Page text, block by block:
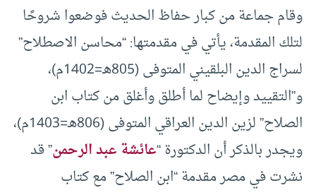
وقام جماعة من كبار حفاظ الحديث فوضعوا شروحًا
لتلك المقدمة، يأتي في مقدمتها: “محاسن الاصطلاح”
لسراج الدين البلقيني المتوفى (805هـ=1402م)،
و”التقييد وإيضاح لما أطلق وأغلق من كتاب ابن
الصلاح” لزين الدين العراقي المتوفى (806هـ=1403م)،
ويجدر بالذكر أن الدكتورة “عائشة عبد الرحمن” قد
نشرت في مصر مقدمة “ابن الصلاح” مع كتاب